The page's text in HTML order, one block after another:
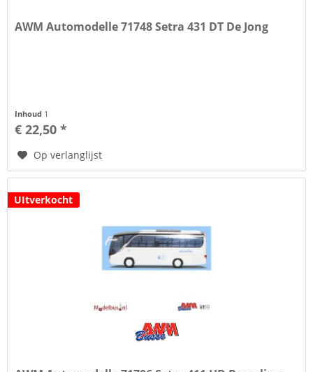
AWM Automodelle 71748 Setra 431 DT De Jong
Inhoud 1
€ 22,50 *
Op verlanglijst
UItverkocht